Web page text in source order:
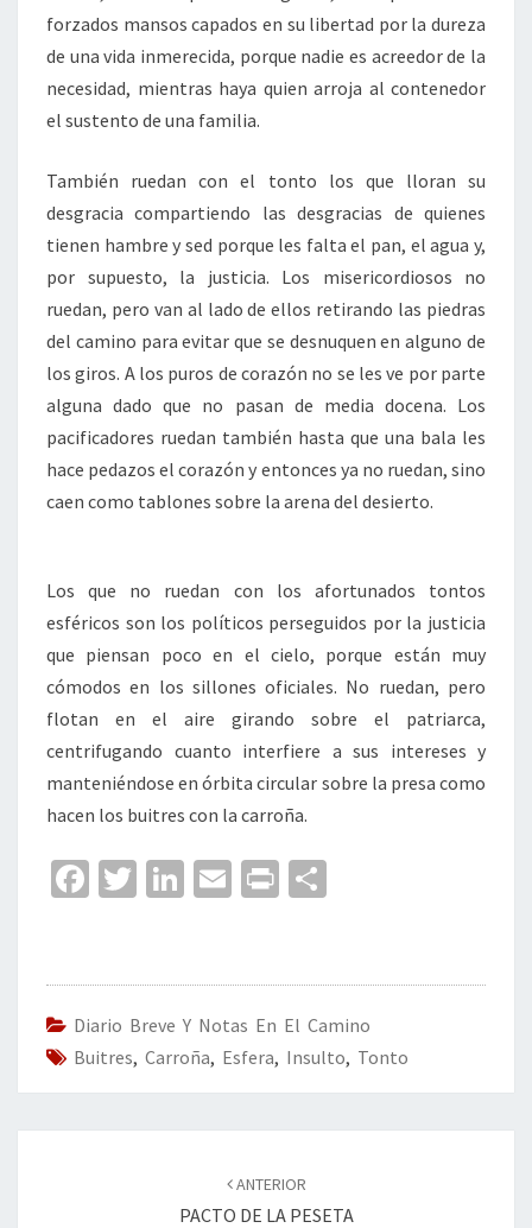
forzados mansos capados en su libertad por la dureza
de una vida inmerecida, porque nadie es acreedor de la
necesidad, mientras haya quien arroja al contenedor
el sustento de una familia.
También ruedan con el tonto los que lloran su
desgracia compartiendo las desgracias de quienes
tienen hambre y sed porque les falta el pan, el agua y,
por supuesto, la justicia. Los misericordiosos no
ruedan, pero van al lado de ellos retirando las piedras
del camino para evitar que se desnuquen en alguno de
los giros. A los puros de corazón no se les ve por parte
alguna dado que no pasan de media docena. Los
pacificadores ruedan también hasta que una bala les
hace pedazos el corazón y entonces ya no ruedan, sino
caen como tablones sobre la arena del desierto.
Los que no ruedan con los afortunados tontos
esféricos son los políticos perseguidos por la justicia
que piensan poco en el cielo, porque están muy
cómodos en los sillones oficiales. No ruedan, pero
flotan en el aire girando sobre el patriarca,
centrifugando cuanto interfiere a sus intereses y
manteniéndose en órbita circular sobre la presa como
hacen los buitres con la carroña.
Fa
o
o
k
T
er
Li
dI
n
E
l
Pr
p
ar
tir
Diario Breve Y Notas En El Camino
Buitres, Carroña, Esfera, Insulto, Tonto
ANTERIOR
PACTO DE LA PESETA